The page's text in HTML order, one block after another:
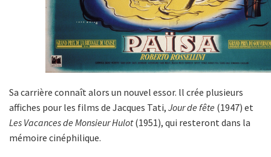
Sa carrière connaît alors un nouvel essor. ll crée plusieurs
affiches pour les films de Jacques Tati, Jour de fête (1947) et
Les Vacances de Monsieur Hulot(1951), qui resteront dans la
mémoire cinéphilique.